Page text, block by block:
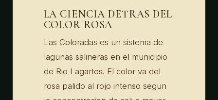
LA CIENCIA DETRAS DEL
COLOR ROSA
Las Coloradas es un sistema de
lagunas salineras en el municipio
de Rio Lagartos. El color va del
rosa palido al rojo intenso segun